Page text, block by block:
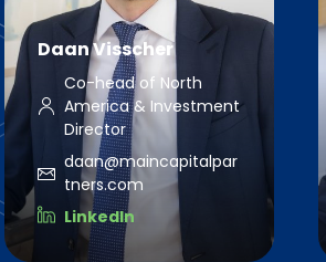
Daan Visscher
Co-head of North
America & Investment
Director
daan@maincapitalpar
tners.com
LinkedIn